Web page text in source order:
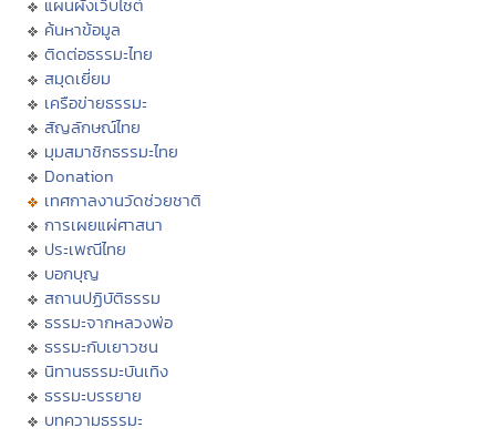
แผนผังเว็บไซต์
ค้นหาข้อมูล
ติดต่อธรรมะไทย
สมุดเยี่ยม
เครือข่ายธรรมะ
สัญลักษณ์ไทย
มุมสมาชิกธรรมะไทย
Donation
เทศกาลงานวัดช่วยชาติ
การเผยแผ่ศาสนา
ประเพณีไทย
บอกบุญ
สถานปฏิบัติธรรม
ธรรมะจากหลวงพ่อ
ธรรมะกับเยาวชน
นิทานธรรมะบันเทิง
ธรรมะบรรยาย
บทความธรรมะ